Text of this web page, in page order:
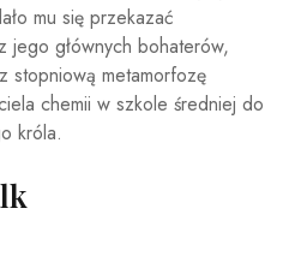
mu się przekazać
jego głównych bohaterów,
stopniową metamorfozę
chemii w szkole średniej do
króla.